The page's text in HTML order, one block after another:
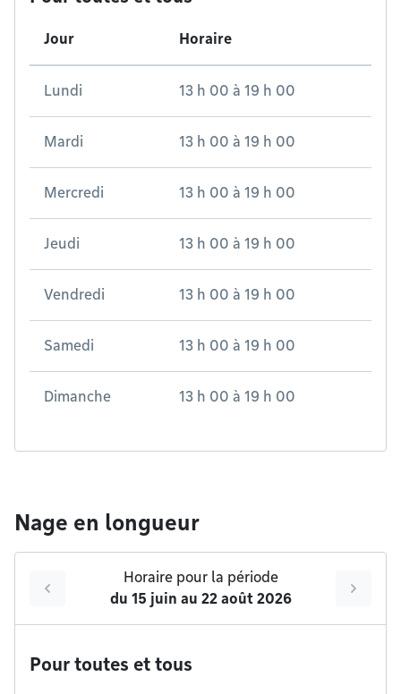
Jour Horaire
Lundi 13 h 00 à 19 h 00
Mardi 13 h 00 à 19 h 00
Mercredi 13 h 00 à 19 h 00
Jeudi 13 h 00 à 19 h 00
Vendredi 13 h 00 à 19 h 00
Samedi 13 h 00 à 19 h 00
Dimanche 13 h 00 à 19 h 00
Nage en longueur
Horaire pour la période
du 15 juin au 22 août 2026
Pour toutes et tous